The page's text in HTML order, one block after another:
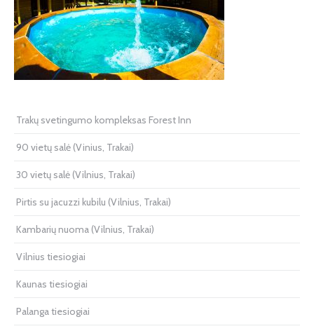
Trakų svetingumo kompleksas Forest Inn
90 vietų salė (Vinius, Trakai)
30 vietų salė (Vilnius, Trakai)
Pirtis su jacuzzi kubilu (Vilnius, Trakai)
Kambarių nuoma (Vilnius, Trakai)
Vilnius tiesiogiai
Kaunas tiesiogiai
Palanga tiesiogiai